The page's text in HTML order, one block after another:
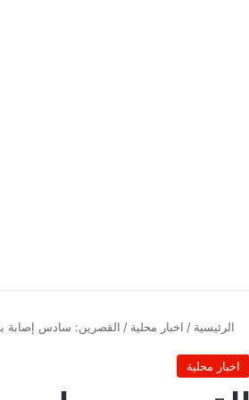
الرئيسية / اخبار محلية / القصرين: سادس إصابة
اخبار محلية